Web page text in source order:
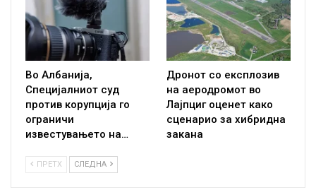
Во Албанија,
Специјалниот суд
против корупција го
ограничи
известувањето на…
Дронот со експлозив
на аеродромот во
Лајпциг оценет како
сценарио за хибридна
закана
ПРЕТХ СЛЕДНА